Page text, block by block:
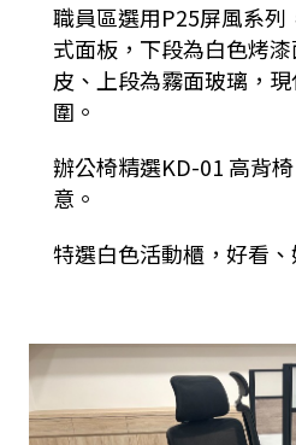
職員區選用P25屏風系
式面板，下段為白色烤
皮、上段為霧面玻璃，
圍。
辦公椅精選KD-01 高背
意。
特選白色活動櫃，好看、